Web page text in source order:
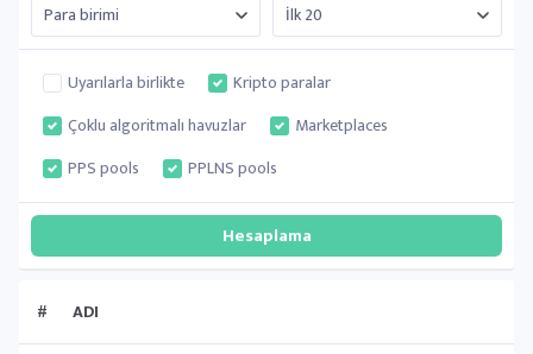
Uyarılarla birlikte
Kripto paralar
Çoklu algoritmalı havuzlar
Marketplaces
PPS pools
PPLNS pools
# ADI